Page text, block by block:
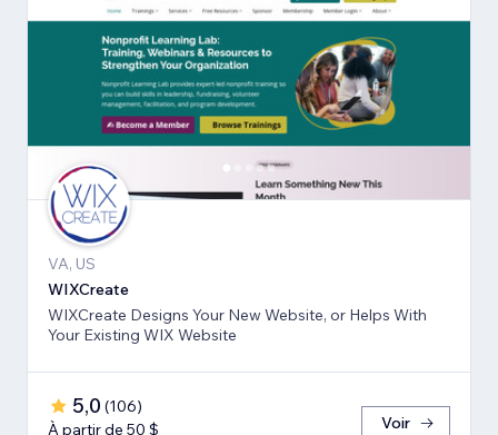
VA, US
WIXCreate
WIXCreate Designs Your New Website, or Helps With
Your Existing WIX Website
5,0 (106)
À partir de 50 $
Voir